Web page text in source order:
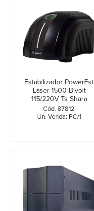
Estabilizador PowerEst
Laser 1500 Bivolt
115/220V Ts Shara
Cód. 87812
Un. Venda: PC/1